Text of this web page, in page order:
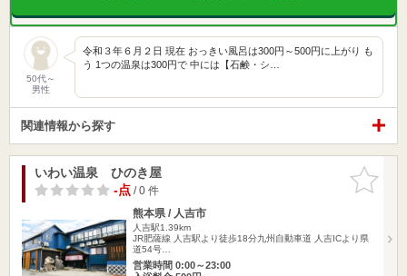
50代～
男性
令和３年６月２日 現在 おっきい風呂は300円～500円に上がり も
う 1つの温泉は300円で 中には【石鹸・シ…
関連情報から探す
お気に入
りに追加
いわい温泉 ひのき屋
-点/ 0 件
熊本県 / 人吉市
人吉駅1.39km
JR肥薩線 人吉駅より徒歩18分九州自動車道 人吉ICより県
道54号…
営業時間 0:00～23:00